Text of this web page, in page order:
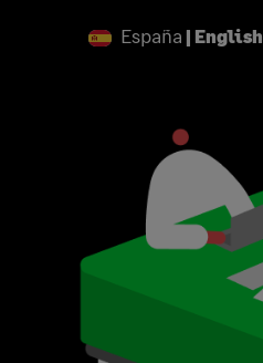
España | English